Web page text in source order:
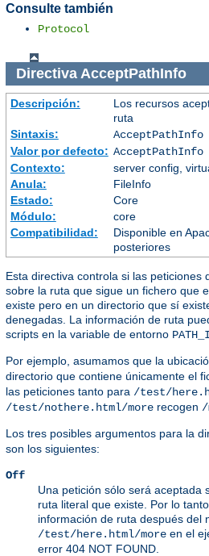
Consulte también
Protocol
Directiva AcceptPathInfo
Descripción:
Los recursos
ruta
Sintaxis:
Valor por defecto:
Contexto:
server config,
Anula:
FileInfo
Estado:
Core
Módulo:
core
Compatibilidad:
Disponible en
posteriores
Esta directiva controla si las peticiones
sobre la ruta que sigue un fichero que
existe pero en un directorio que sí
denegadas. La información de ruta
scripts en la variable de entorno
Por ejemplo, asumamos que la
directorio que contiene únicamente el
las peticiones tanto para /test/
/test/nothere.html/more recogen /
Los tres posibles argumentos para la
son los siguientes:
Off
Una petición sólo será aceptada
ruta literal que existe. Por lo
información de ruta después del
/test/here.html/more en el
error 404 NOT FOUND.